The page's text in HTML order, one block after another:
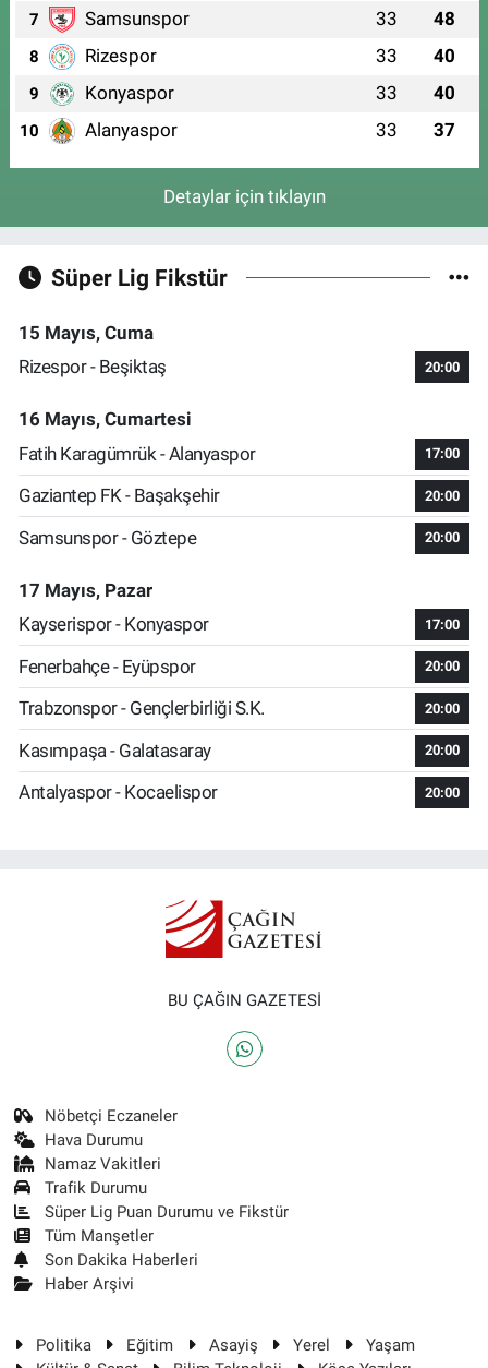
7 Samsunspor 33 48
8 Rizespor 33 40
9 Konyaspor 33 40
10 Alanyaspor 33 37
Detaylar için tıklayın
Süper Lig Fikstür
15 Mayıs, Cuma
Rizespor - Beşiktaş
20:00
16 Mayıs, Cumartesi
Fatih Karagümrük - Alanyaspor
17:00
Gaziantep FK - Başakşehir 20:00
Samsunspor - Göztepe 20:00
17 Mayıs, Pazar
Kayserispor - Konyaspor
17:00
Fenerbahçe - Eyüpspor 20:00
Trabzonspor - Gençlerbirliği S.K. 20:00
Kasımpaşa - Galatasaray 20:00
Antalyaspor - Kocaelispor 20:00
BU ÇAĞIN GAZETESİ
Nöbetçi Eczaneler
Hava Durumu
Namaz Vakitleri
Trafik Durumu
Süper Lig Puan Durumu ve Fikstür
Tüm Manşetler
Son Dakika Haberleri
Haber Arşivi
Politika Eğitim Asayiş Yerel
Yaşam